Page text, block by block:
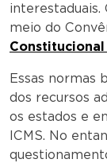
meio do
Constitucional
Essas normas
dos recursos
os estados e
ICMS. No